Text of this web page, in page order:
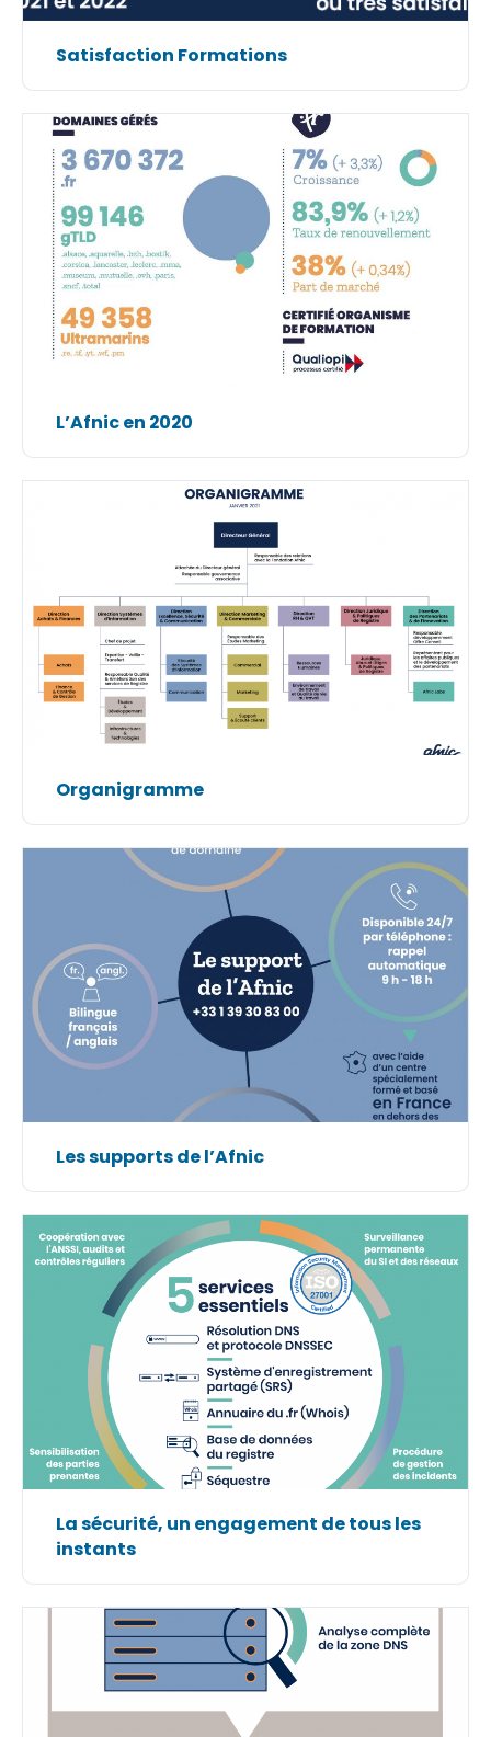
Satisfaction Formations
L’Afnic en 2020
Organigramme
Les supports de l’Afnic
La sécurité, un engagement de tous les
instants